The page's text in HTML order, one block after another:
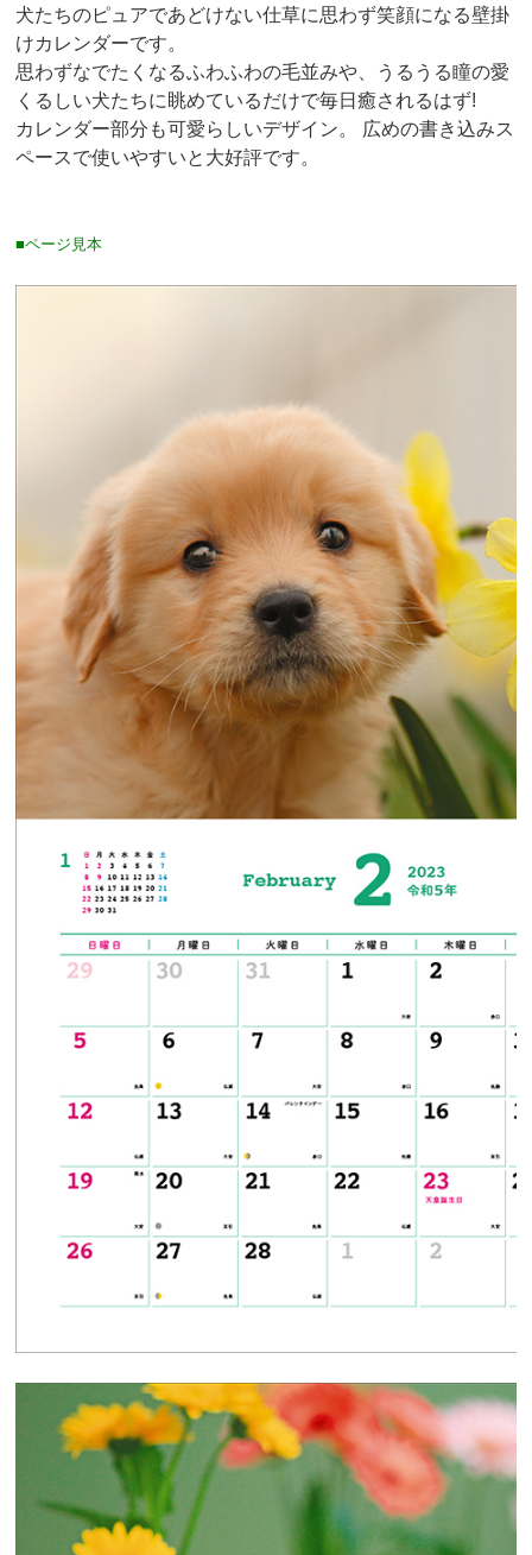
犬たちのピュアであどけない仕草に思わず笑顔になる壁掛
けカレンダーです。
思わずなでたくなるふわふわの毛並みや、うるうる瞳の愛
くるしい犬たちに眺めているだけで毎日癒されるはず!
カレンダー部分も可愛らしいデザイン。 広めの書き込みス
ペースで使いやすいと大好評です。
■ページ見本